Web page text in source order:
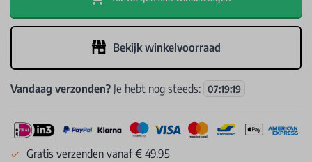
Bekijk winkelvoorraad
Vandaag verzonden? Je hebt nog steeds: 07:19:19
Gratis verzenden vanaf € 49.95